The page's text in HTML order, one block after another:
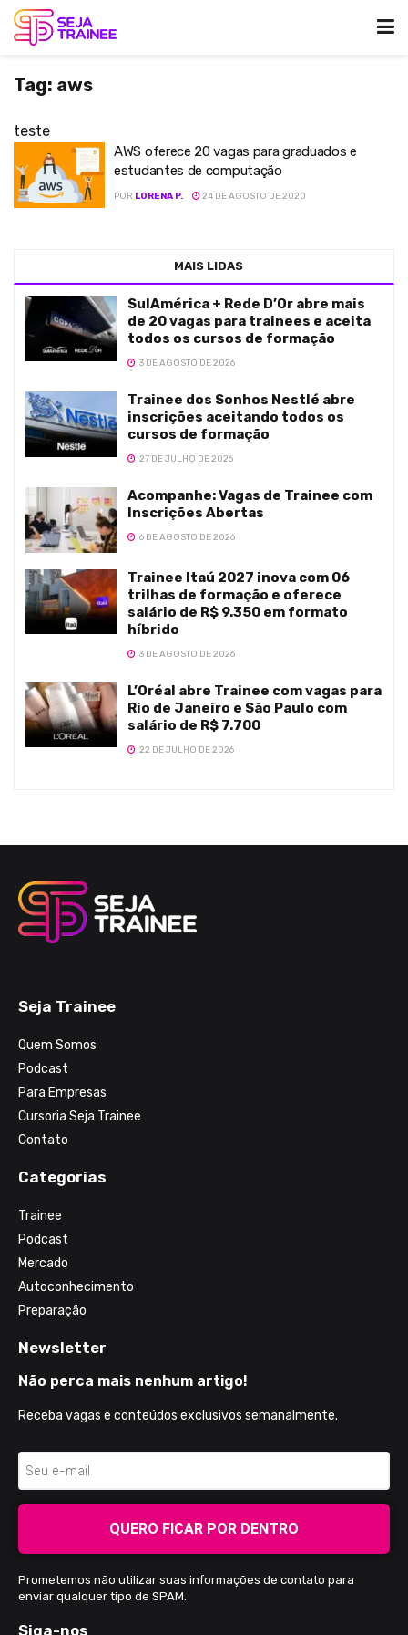
Tag: aws
teste
AWS oferece 20 vagas para graduados e
estudantes de computação
POR LORENA P. 24 DE AGOSTO DE 2020
MAIS LIDAS
SulAmérica + Rede D’Or abre mais
de 20 vagas para trainees e aceita
todos os cursos de formação
3 DE AGOSTO DE 2026
Trainee dos Sonhos Nestlé abre
inscrições aceitando todos os
cursos de formação
27 DE JULHO DE 2026
Acompanhe: Vagas de Trainee com
Inscrições Abertas
6 DE AGOSTO DE 2026
Trainee Itaú 2027 inova com 06
trilhas de formação e oferece
salário de R$ 9.350 em formato
híbrido
3 DE AGOSTO DE 2026
L’Oréal abre Trainee com vagas para
Rio de Janeiro e São Paulo com
salário de R$ 7.700
22 DE JULHO DE 2026
Seja Trainee
Quem Somos
Podcast
Para Empresas
Cursoria Seja Trainee
Contato
Categorias
Trainee
Podcast
Mercado
Autoconhecimento
Preparação
Newsletter
Não perca mais nenhum artigo!
Receba vagas e conteúdos exclusivos semanalmente.
QUERO FICAR POR DENTRO
Prometemos não utilizar suas informações de contato para
enviar qualquer tipo de SPAM.
Siga-nos